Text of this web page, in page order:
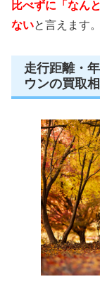
比べずに「なん
ないと言えます。
走行距離・
ウンの買取